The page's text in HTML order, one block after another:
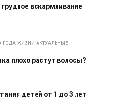
вскармливание
ГОДА ЖИЗНИ АКТУАЛЬНЫЕ
плохо растут волосы?
детей от 1 до 3 лет